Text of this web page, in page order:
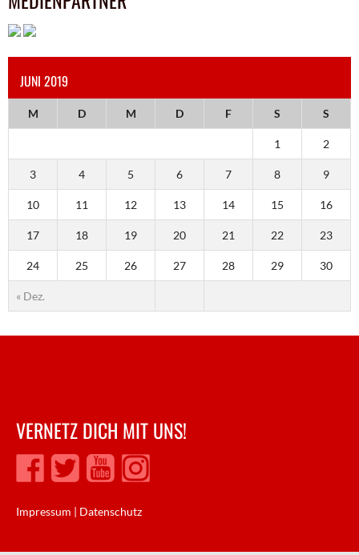
JUNI 2019
M D M D F S S
« Dez.
1 2
3 4 5 6 7 8 9
10 11 12 13 14 15 16
17 18 19 20 21 22 23
24 25 26 27 28 29 30
VERNETZ DICH MIT UNS!
Impressum | Datenschutz